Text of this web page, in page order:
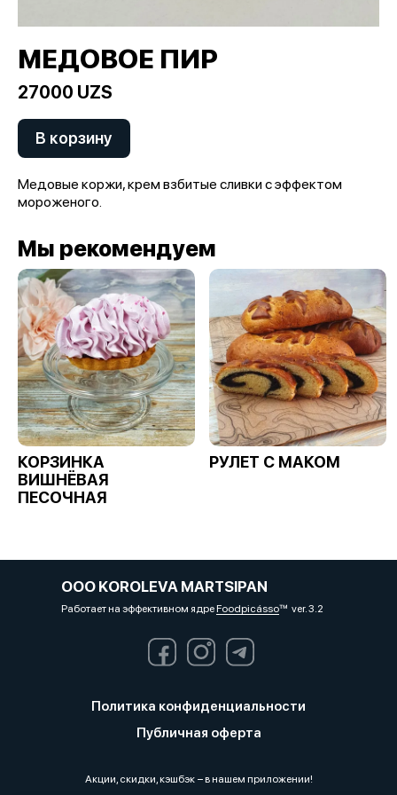
МЕДОВОЕ ПИР
27000 UZS
В корзину
Медовые коржи, крем взбитые сливки с эффектом
мороженого.
Мы рекомендуем
КОРЗИНКА
ВИШНЁВАЯ
ПЕСОЧНАЯ
РУЛЕТ С МАКОМ
OOO KOROLEVA MARTSIPAN
Работает на эффективном ядреFoodpicássover. 3.2
Политика конфиденциальности
Публичная оферта
Акции, скидки, кэшбэк − в нашем приложении!